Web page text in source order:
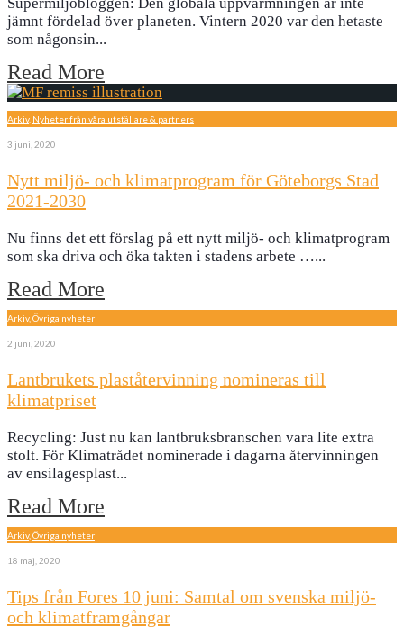
jämnt fördelad över planeten. Vintern 2020 var den hetaste
som någonsin...
Read More
Arkiv, Nyheter från våra utställare & partners
3 juni, 2020
Nytt miljö- och klimatprogram för Göteborgs Stad
2021-2030
Nu finns det ett förslag på ett nytt miljö- och klimatprogram
som ska driva och öka takten i stadens arbete …...
Read More
Arkiv, Övriga nyheter
2 juni, 2020
Lantbrukets plaståtervinning nomineras till
klimatpriset
Recycling: Just nu kan lantbruksbranschen vara lite extra
stolt. För Klimatrådet nominerade i dagarna återvinningen
av ensilagesplast...
Read More
Arkiv, Övriga nyheter
18 maj, 2020
Tips från Fores 10 juni: Samtal om svenska miljö-
och klimatframgångar